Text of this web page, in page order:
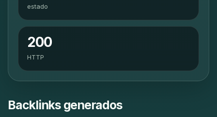
estado
200
HTTP
Backlinks generados